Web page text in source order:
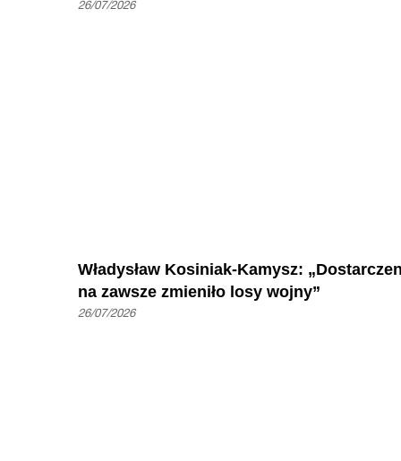
26/07/2026
Władysław Kosiniak-Kamysz:
na zawsze zmieniło losy wojny”
26/07/2026